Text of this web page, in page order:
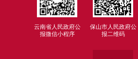
云南省人民政府公
报微信小程序
保山市人民政府公
报二维码